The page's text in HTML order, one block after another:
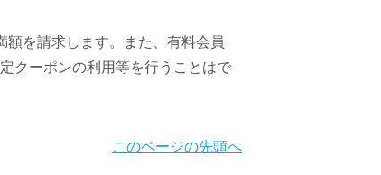
を請求します。また、有料会員
クーポンの利用等を行うことはで
このページの先頭へ